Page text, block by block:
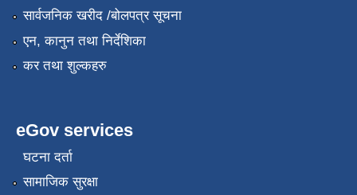
सार्वजनिक खरीद /बोलपत्र सूचना
एन, कानुन तथा निर्देशिका
कर तथा शुल्कहरु
eGov services
घटना दर्ता
सामाजिक सुरक्षा